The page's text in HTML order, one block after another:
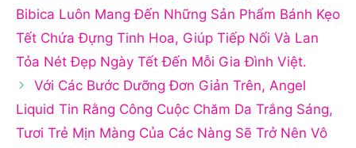
Bibica Luôn Mang Đến Những Sản Phẩm Bánh Kẹo
Tết Chứa Đựng Tinh Hoa, Giúp Tiếp Nối Và Lan
Tỏa Nét Đẹp Ngày Tết Đến Mỗi Gia Đình Việt.
Với Các Bước Dưỡng Đơn Giản Trên, Angel
Liquid Tin Rằng Công Cuộc Chăm Da Trắng Sáng,
Tươi Trẻ Mịn Màng Của Các Nàng Sẽ Trở Nên Vô